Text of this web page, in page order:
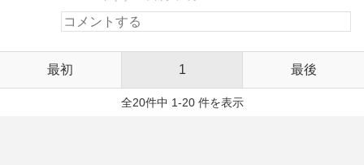
最初 1 最後
全20件中 1-20 件を表示